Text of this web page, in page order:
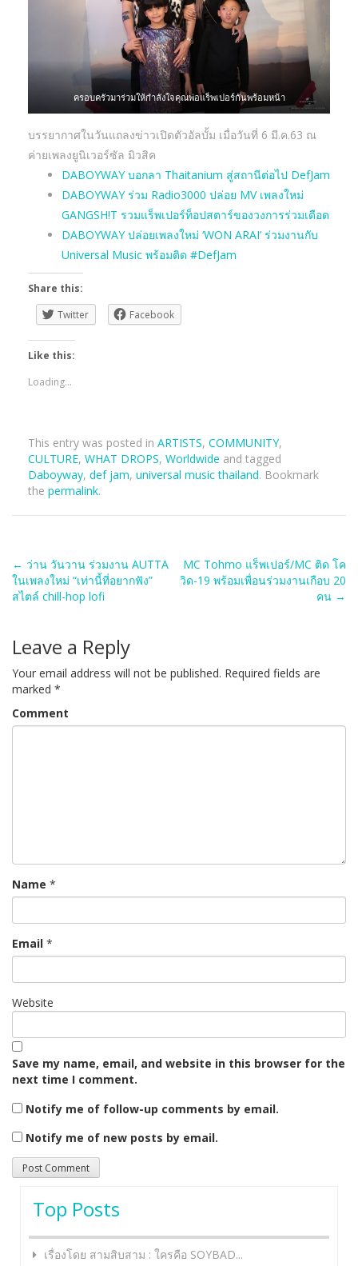
ครอบครัวมาร่วมให้กำลังใจคุณพ่อแร็พเปอร์กันพร้อมหน้า
บรรยากาศในวันแถลงข่าวเปิดตัวอัลบั้ม เมื่อวันที่ 6 มี.ค.63 ณ
ค่ายเพลงยูนิเวอร์ซัล มิวสิค
DABOYWAY บอกลา Thaitanium สู่สถานีต่อไป DefJam
DABOYWAY ร่วม Radio3000 ปล่อย MV เพลงใหม่
GANGSH!T รวมแร็พเปอร์ท็อปสตาร์ของวงการร่วมเดือด
DABOYWAY ปล่อยเพลงใหม่ ‘WON ARAI’ ร่วมงานกับ
Universal Music พร้อมติด #DefJam
Share this:
Twitter
Facebook
Like this:
Loading...
This entry was posted in ARTISTS, COMMUNITY,
CULTURE, WHAT DROPS, Worldwide and tagged
Daboyway, def jam, universal music thailand. Bookmark
the permalink.
Post
navigation
← ว่าน วันวาน ร่วมงาน AUTTA
ในเพลงใหม่ “เท่านี้ที่อยากฟัง”
สไตล์ chill-hop lofi
MC Tohmo แร็พเปอร์/MC ติด โค
วิด-19 พร้อมเพื่อนร่วมงานเกือบ 20
คน →
Leave a Reply
Your email address will not be published. Required fields are
marked *
Comment
Name *
Email *
Website
Save my name, email, and website in this browser for the
next time I comment.
Notify me of follow-up comments by email.
Notify me of new posts by email.
Top Posts
เรื่องโดย สามสิบสาม : ใครคือ SOYBAD...